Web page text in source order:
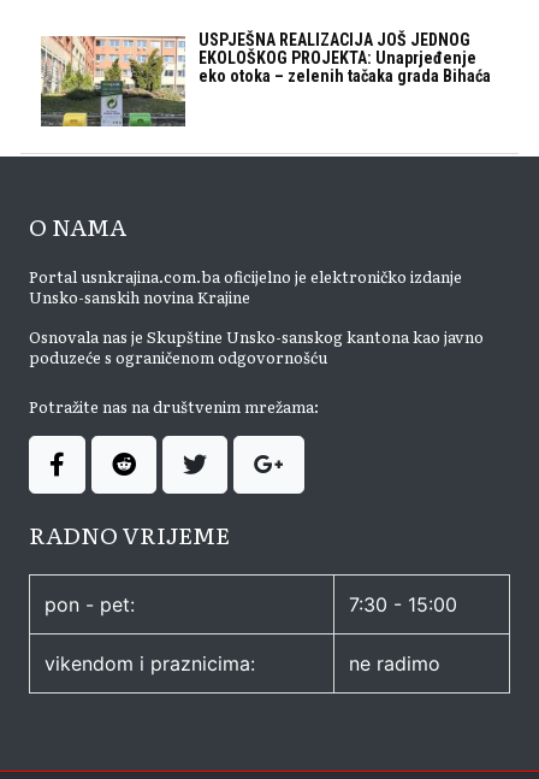
USPJEŠNA REALIZACIJA JOŠ JEDNOG
EKOLOŠKOG PROJEKTA: Unaprjeđenje
eko otoka – zelenih tačaka grada Bihaća
O NAMA
Portal usnkrajina.com.ba oficijelno je elektroničko izdanje
Unsko-sanskih novina Krajine
Osnovala nas je Skupštine Unsko-sanskog kantona kao javno
poduzeće s ograničenom odgovornošću
Potražite nas na društvenim mrežama:
RADNO VRIJEME
pon - pet: 7:30 - 15:00
vikendom i praznicima: ne radimo